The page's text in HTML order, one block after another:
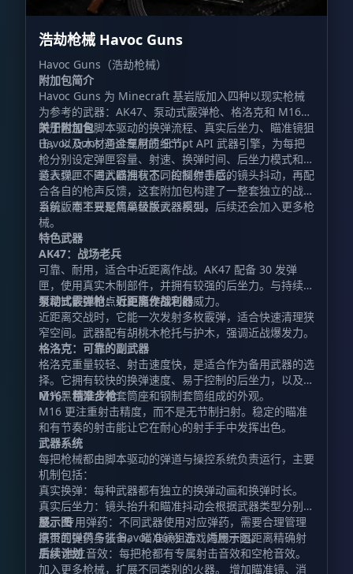
浩劫枪械 Havoc Guns
Havoc Guns（浩劫枪械）
附加包简介
Havoc Guns 为 Minecraft 基岩版加入四种以现实枪械
为参考的武器：AK47、泵动式霰弹枪、格洛克和 M16。
附加包包含脚本驱动的换弹流程、真实后坐力、瞄准镜狙
击，以及木材与金属材质细节。
关于附加包
Havoc Guns 通过专用的 Script API 武器引擎，为每把
枪分别设定弹匣容量、射速、换弹时间、后坐力模式和弹
道表现。不同武器拥有不同的操作手感。
装入弹匣、进入瞄准状态、控制射击后的镜头抖动，再配
合各自的枪声反馈，这套附加包构建了一整套独立的战斗
系统，而不只是简单替换武器模型。
当前版本主要聚焦高级版火器系列，后续还会加入更多枪
械。
特色武器
AK47：战场老兵
可靠、耐用，适合中近距离作战。AK47 配备 30 发弹
匣，使用真实木制部件，并拥有较强的后坐力。与持续扫
射相比，控制点射更能发挥它的威力。
泵动式霰弹枪：近距离作战利器
近距离交战时，它能一次发射多枚霰弹，适合快速清理狭
窄空间。武器配有胡桃木枪托与护木，强调近战爆发力。
格洛克：可靠的副武器
格洛克重量较轻、射击速度快，是适合作为备用武器的选
择。它拥有较快的换弹速度、易于控制的后坐力，以及由
哑光黑色聚合物套筒座和钢制套筒组成的外观。
M16：精准步枪
M16 更注重射击精度，而不是无节制扫射。稳定的瞄准
和有节奏的射击能让它在耐心的射手手中发挥出色。
武器系统
每把枪械都由脚本驱动的弹道与操控系统负责运行，主要
机制包括：
真实换弹：每种武器都有独立的换弹动画和换弹时长。
真实后坐力：镜头抬升和瞄准抖动会根据武器类型分别调
整。 专用弹药：不同武器使用对应弹药，需要合理管理
携带的弹药与装备。 瞄准镜狙击：适用于远距离精确射
击。 独立音效：每把枪都有专属射击音效和空枪音效。
展示图
原页面提供多张 Havoc Guns 游戏内展示图。
后续计划
加入更多枪械，扩展不同类别的火器。 增加瞄准镜、消